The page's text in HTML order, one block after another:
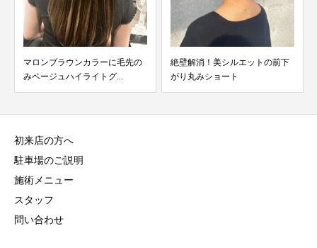
マロンブラウンカラーに毛先の
みベージュハイライトグ...
絶壁解消！美シルエットの前下
がり丸みショート
初来店の方へ
駐車場のご説明
施術メニュー
スタッフ
問い合わせ